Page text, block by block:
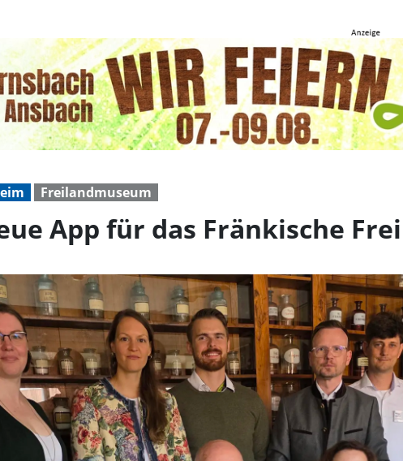
für das Fränkische
Freilandmuseum
App für das Fränkische